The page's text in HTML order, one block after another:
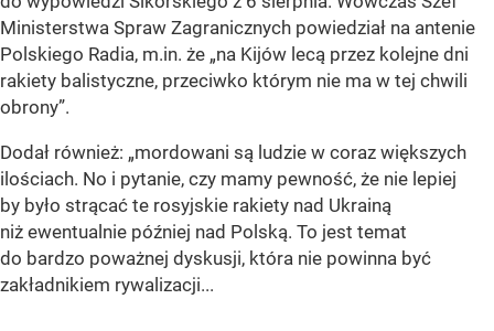
Ministerstwa Spraw Zagranicznych powiedział na antenie
Polskiego Radia, m.in. że „na Kijów lecą przez kolejne dni
rakiety balistyczne, przeciwko którym nie ma w tej chwili
obrony”.
Dodał również: „mordowani są ludzie w coraz większych
ilościach. No i pytanie, czy mamy pewność, że nie lepiej
by było strącać te rosyjskie rakiety nad Ukrainą
niż ewentualnie później nad Polską. To jest temat
do bardzo poważnej dyskusji, która nie powinna być
zakładnikiem rywalizacji...